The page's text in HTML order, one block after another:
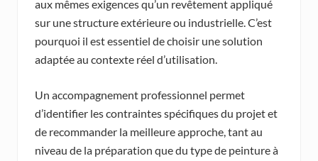
aux mêmes exigences qu’un revêtement appliqué
sur une structure extérieure ou industrielle. C’est
pourquoi il est essentiel de choisir une solution
adaptée au contexte réel d’utilisation.
Un accompagnement professionnel permet
d’identifier les contraintes spécifiques du projet et
de recommander la meilleure approche, tant au
niveau de la préparation que du type de peinture à